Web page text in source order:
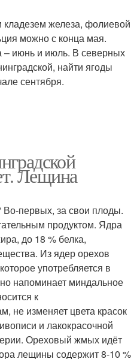
кладезем железа, фолиевой
можно с конца мая.
– июнь и июль. В северных
найти ягоды
сентября.
Лещина
первых, за свои плоды.
продуктом. Ядра
до 18 % белка,
Из ядер орехов
употребляется в
напоминает миндальное
к
не изменяет цвета красок
и лакокрасочной
Ореховый жмых идёт
лещины содержит 8-10 %